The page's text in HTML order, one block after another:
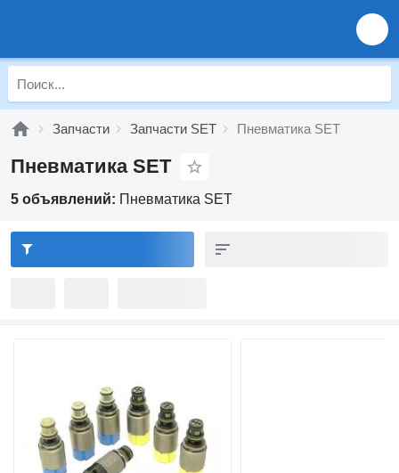
Запчасти Запчасти SET Пневматика SET
Пневматика SET
5 объявлений: Пневматика SET